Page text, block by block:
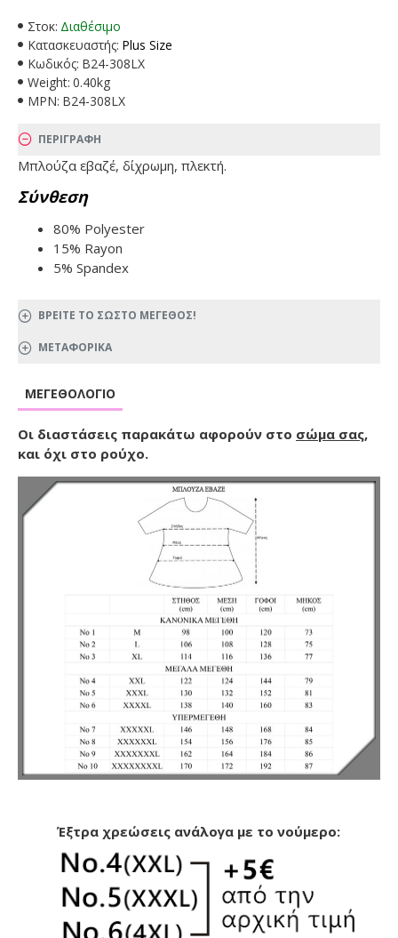
Στοκ: Διαθέσιμο
Κατασκευαστής: Plus Size
Κωδικός: B24-308LX
Weight: 0.40kg
MPN: B24-308LX
ΠΕΡΙΓΡΑΦΗ
Μπλούζα εβαζέ, δίχρωμη, πλεκτή.
Σύνθεση
80% Polyester
15% Rayon
5% Spandex
ΒΡΕΙΤΕ ΤΟ ΣΩΣΤΟ ΜΕΓΕΘΟΣ!
ΜΕΤΑΦΟΡΙΚΑ
ΜΕΓΕΘΟΛΌΓΙΟ
Οι διαστάσεις παρακάτω αφορούν στο σώμα σας,
και όχι στο ρούχο.
Έξτρα χρεώσεις ανάλογα με το νούμερο: